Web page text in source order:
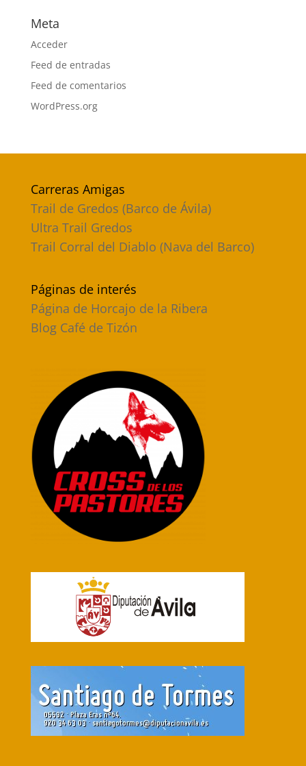
Meta
Acceder
Feed de entradas
Feed de comentarios
WordPress.org
Carreras Amigas
Trail de Gredos (Barco de Ávila)
Ultra Trail Gredos
Trail Corral del Diablo (Nava del Barco)
Páginas de interés
Página de Horcajo de la Ribera
Blog Café de Tizón